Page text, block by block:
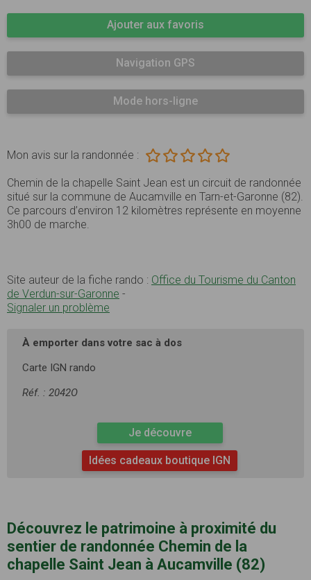
Ajouter aux favoris
Navigation GPS
Mode hors-ligne
Mon avis sur la randonnée :
Chemin de la chapelle Saint Jean est un circuit de randonnée
situé sur la commune de Aucamville en Tarn-et-Garonne (82).
Ce parcours d’environ 12 kilomètres représente en moyenne
3h00 de marche.
Site auteur de la fiche rando : Office du Tourisme du Canton
de Verdun-sur-Garonne -
Signaler un problème
À emporter dans votre sac à dos
Carte IGN rando
Réf. : 2042O
Je découvre
Idées cadeaux boutique IGN
Découvrez le patrimoine à proximité du
sentier de randonnée Chemin de la
chapelle Saint Jean à Aucamville (82)